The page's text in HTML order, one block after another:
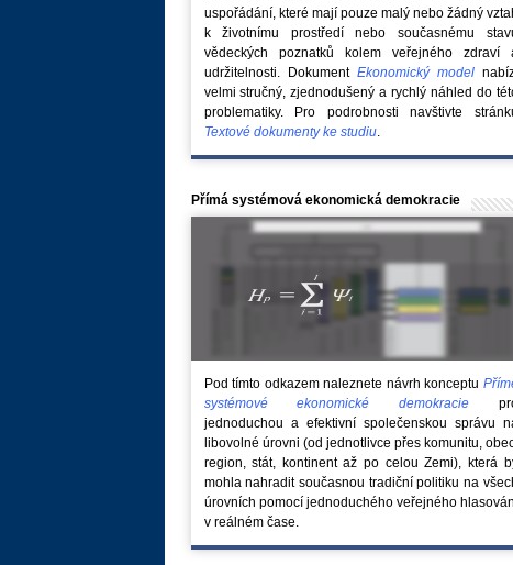
uspořádání, které mají pouze malý nebo žádný
k životnímu prostředí nebo současnému
vědeckých poznatků kolem veřejného zdraví
udržitelnosti. Dokument Ekonomický model
velmi stručný, zjednodušený a rychlý náhled do
problematiky. Pro podrobnosti navštivte
Textové dokumenty ke studiu.
Přímá systémová ekonomická demokracie
Pod tímto odkazem naleznete návrh konceptu
systémové ekonomické demokracie
jednoduchou a efektivní společenskou správu
libovolné úrovni (od jednotlivce přes komunitu,
region, stát, kontinent až po celou Zemi), která
mohla nahradit současnou tradiční politiku na
úrovních pomocí jednoduchého veřejného
v reálném čase.